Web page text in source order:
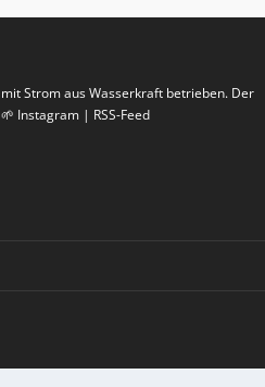
Strom aus Wasserkraft betrieben. Der
Instagram | RSS-Feed